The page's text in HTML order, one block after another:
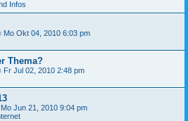
Infos
Mo Okt 04, 2010 6:03 pm
Thema?
Fr Jul 02, 2010 2:48 pm
Mo Jun 21, 2010 9:04 pm